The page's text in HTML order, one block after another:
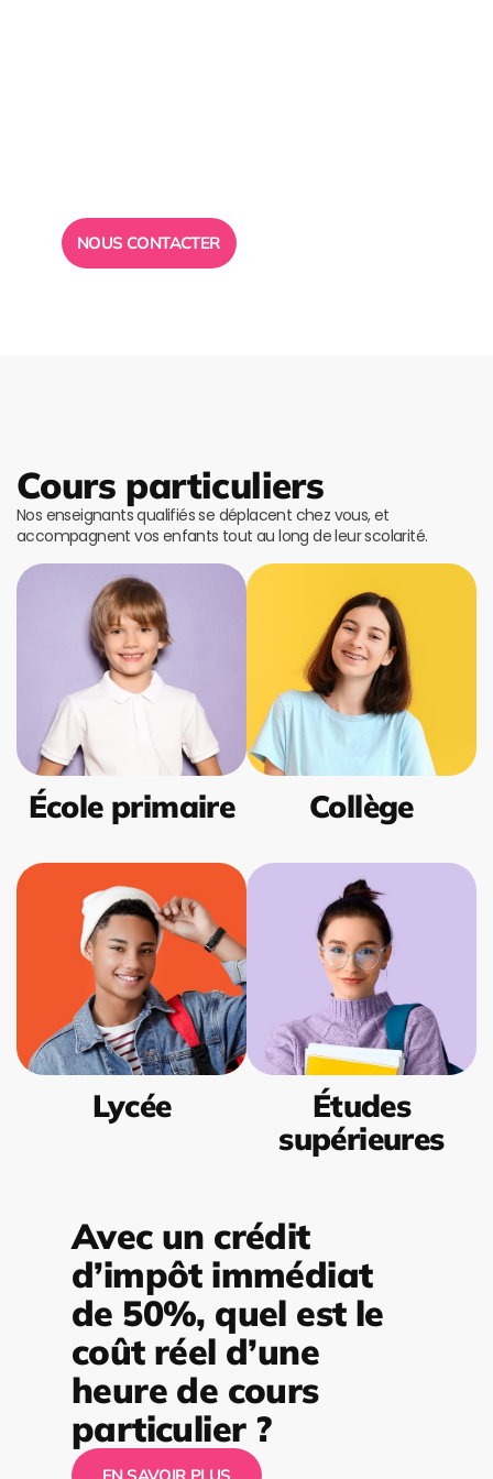
NOUS CONTACTER
Cours particuliers
Nos enseignants qualifiés se déplacent chez vous, et
accompagnent vos enfants tout au long de leur scolarité.
École primaire Collège
Lycée
Études
supérieures
Avec un crédit
d’impôt immédiat
de 50%, quel est le
coût réel d’une
heure de cours
particulier ?